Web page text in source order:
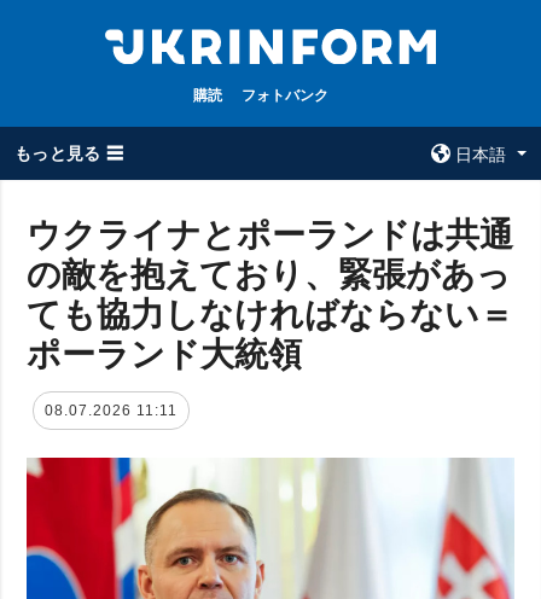
購読 フォトバンク
もっと見る ☰
日本語
全てのトピック
戦争
被占領地
経済・復興
防衛
社会・文化
スポーツ
犯罪
ウクルインフォ
ルム
ウクルインフォル
ウクライナとポーランドは共通
の敵を抱えており、緊張があっ
ても協力しなければならない＝
ポーランド大統領
08.07.2026 11:11